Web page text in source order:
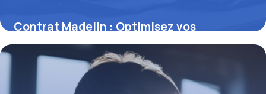
Contrat Madelin : Optimisez vos
déductions fiscales pour la retraite
15 janvier 2026